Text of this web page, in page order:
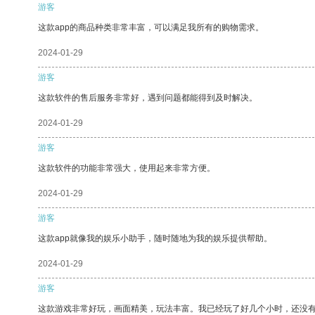
游客
这款app的商品种类非常丰富，可以满足我所有的购物需求。
2024-01-29
游客
这款软件的售后服务非常好，遇到问题都能得到及时解决。
2024-01-29
游客
这款软件的功能非常强大，使用起来非常方便。
2024-01-29
游客
这款app就像我的娱乐小助手，随时随地为我的娱乐提供帮助。
2024-01-29
游客
这款游戏非常好玩，画面精美，玩法丰富。我已经玩了好几个小时，还没